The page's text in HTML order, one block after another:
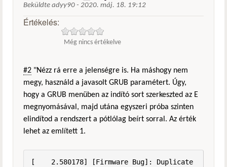
Beküldte adyy90 - 2020. máj. 18. 19:12
Értékelés:
Még nincs értékelve
#2 "Nézz rá erre a jelenségre is. Ha máshogy nem
megy, használd a javasolt GRUB paramétert. Úgy,
hogy a GRUB menüben az indító sort szerkeszted az E
megnyomásával, majd utána egyszeri próba szinten
elindítod a rendszert a pótlólag beírt sorral. Az érték
lehet az említett 1.
[    2.580178] [Firmware Bug]: Duplicate